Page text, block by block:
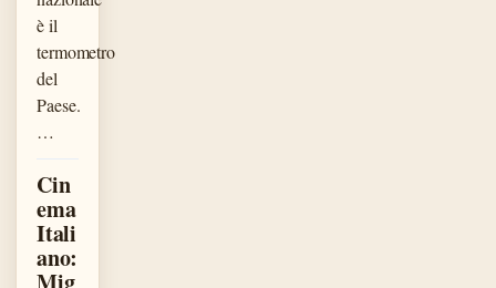
è il
termometro
del
Paese.
…
Cin
ema
Itali
ano: